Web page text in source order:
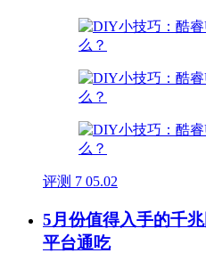
评测 7 05.02
5月份值得入手的千
平台通吃